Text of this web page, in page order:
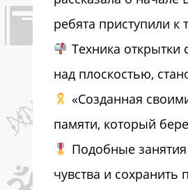
ребята приступили к
Техника открытки
над плоскостью,
«Созданная
памяти, который
Подобные
чувства и сохранить